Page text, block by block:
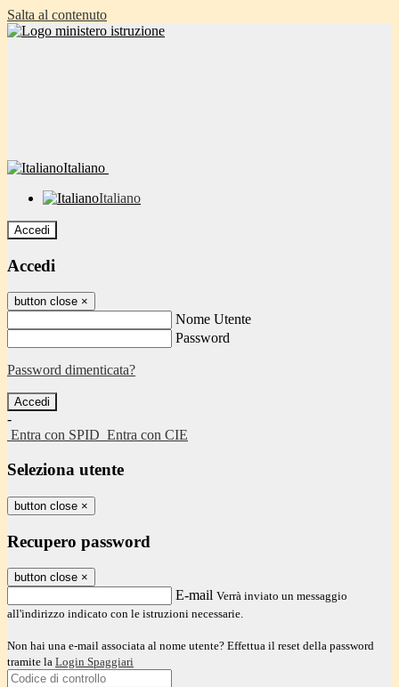
Salta al contenuto
Italiano
Italiano
Accedi
Accedi
button close ×
Nome Utente
Password
Password dimenticata?
-
Entra con SPID Entra con CIE
Seleziona utente
button close ×
Recupero password
button close ×
E-mail Verrà inviato un messaggio
all'indirizzo indicato con le istruzioni necessarie.
Non hai una e-mail associata al nome utente? Effettua il reset della password
tramite la Login Spaggiari